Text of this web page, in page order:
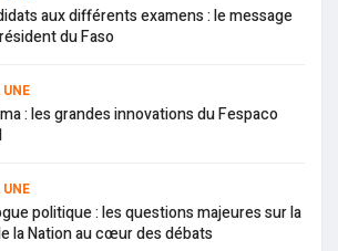
aux différents examens : le message
du Faso
: les grandes innovations du Fespaco
politique : les questions majeures sur la
la Nation au cœur des débats